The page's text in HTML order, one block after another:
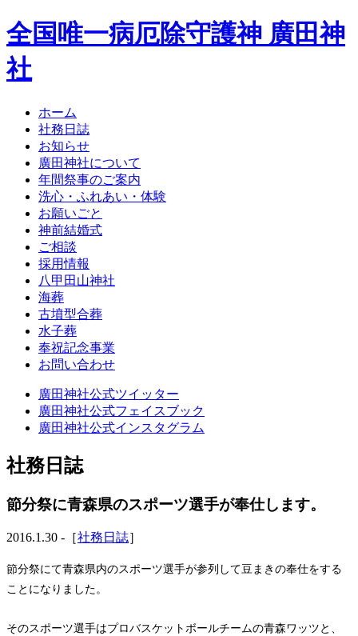
全国唯一病厄除守護神 廣田神
社
ホーム
社務日誌
お知らせ
廣田神社について
年間祭事のご案内
洗心・ふれあい・体験
お願いごと
神前結婚式
ご相談
採用情報
八甲田山神社
海葬
古墳型合葬
水子葬
奉祝記念事業
お問い合わせ
廣田神社公式ツイッター
廣田神社公式フェイスブック
廣田神社公式インスタグラム
社務日誌
節分祭に青森県のスポーツ選手が奉仕します。
2016.1.30 -［社務日誌］
節分祭にて青森県内のスポーツ選手が参列して豆まきの奉仕をする
ことになりました。
そのスポーツ選手はプロバスケットボールチームの青森ワッツと、